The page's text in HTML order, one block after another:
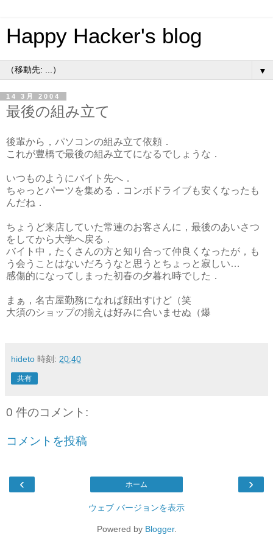
Happy Hacker's blog
▼
14 3月 2004
最後の組み立て
後輩から，パソコンの組み立て依頼．
これが豊橋で最後の組み立てになるでしょうな．
いつものようにバイト先へ．
ちゃっとパーツを集める．コンボドライブも安くなったも
んだね．
ちょうど来店していた常連のお客さんに，最後のあいさつ
をしてから大学へ戻る．
バイト中，たくさんの方と知り合って仲良くなったが，も
う会うことはないだろうなと思うとちょっと寂しい…
感傷的になってしまった初春の夕暮れ時でした．
まぁ，名古屋勤務になれば顔出すけど（笑
大須のショップの揃えは好みに合いませぬ（爆
hideto 時刻: 20:40
共有
0 件のコメント:
コメントを投稿
‹ ›
ホーム
ウェブ バージョンを表示
Powered by Blogger.